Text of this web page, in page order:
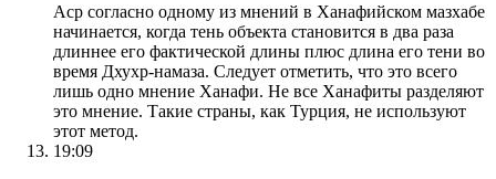
Аср согласно одному из мнений в Ханафийском мазхабе
начинается, когда тень объекта становится в два раза
длиннее его фактической длины плюс длина его тени во
время Дхухр-намаза. Следует отметить, что это всего
лишь одно мнение Ханафи. Не все Ханафиты разделяют
это мнение. Такие страны, как Турция, не используют
этот метод.
19:09